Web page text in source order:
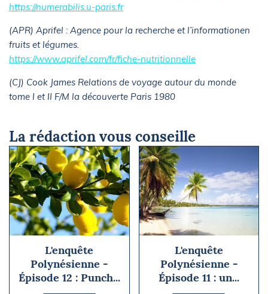
https://numerabilis.u-paris.fr
(APR) Aprifel : Agence pour la recherche et l’informationen
fruits et légumes.
https://www.aprifel.com/fr/fiche-nutritionnelle
(CJ) Cook James Relations de voyage autour du monde
tome I et II F/M la découverte Paris 1980
La rédaction vous conseille
L'enquête
Polynésienne -
Épisode 12 : Punch...
L'enquête
Polynésienne -
Épisode 11 : un...